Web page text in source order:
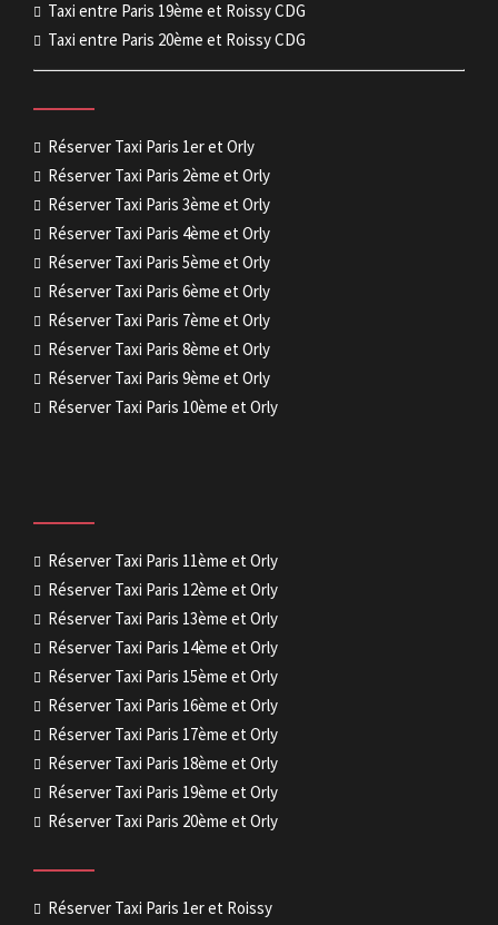
Taxi entre Paris 19ème et Roissy CDG
Taxi entre Paris 20ème et Roissy CDG
Réserver Taxi Paris 1er et Orly
Réserver Taxi Paris 2ème et Orly
Réserver Taxi Paris 3ème et Orly
Réserver Taxi Paris 4ème et Orly
Réserver Taxi Paris 5ème et Orly
Réserver Taxi Paris 6ème et Orly
Réserver Taxi Paris 7ème et Orly
Réserver Taxi Paris 8ème et Orly
Réserver Taxi Paris 9ème et Orly
Réserver Taxi Paris 10ème et Orly
Réserver Taxi Paris 11ème et Orly
Réserver Taxi Paris 12ème et Orly
Réserver Taxi Paris 13ème et Orly
Réserver Taxi Paris 14ème et Orly
Réserver Taxi Paris 15ème et Orly
Réserver Taxi Paris 16ème et Orly
Réserver Taxi Paris 17ème et Orly
Réserver Taxi Paris 18ème et Orly
Réserver Taxi Paris 19ème et Orly
Réserver Taxi Paris 20ème et Orly
Réserver Taxi Paris 1er et Roissy